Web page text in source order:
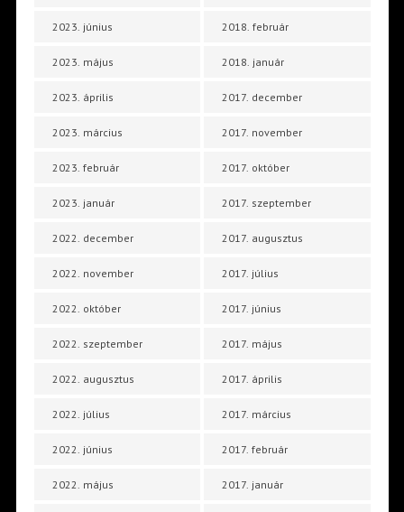
2023. június
2023. május
2023. április
2023. március
2023. február
2023. január
2022. december
2022. november
2022. október
2022. szeptember
2022. augusztus
2022. július
2022. június
2022. május
2018. február
2018. január
2017. december
2017. november
2017. október
2017. szeptember
2017. augusztus
2017. július
2017. június
2017. május
2017. április
2017. március
2017. február
2017. január